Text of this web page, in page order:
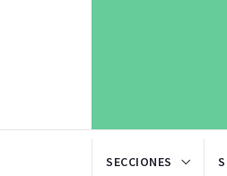
SECCIONES